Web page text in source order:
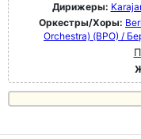
Дирижеры:
Оркестры/Хоры:
Orchestra) (BPO) /